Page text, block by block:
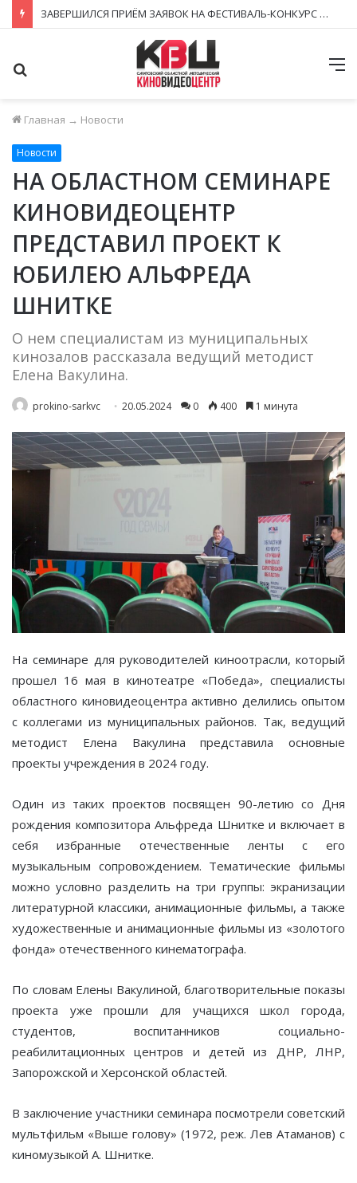
ЗАВЕРШИЛСЯ ПРИЁМ ЗАЯВОК НА ФЕСТИВАЛЬ-КОНКУРС «КИНОВЕРТИКАЛЬ 2026»
Главная → Новости
Новости
НА ОБЛАСТНОМ СЕМИНАРЕ
КИНОВИДЕОЦЕНТР
ПРЕДСТАВИЛ ПРОЕКТ К
ЮБИЛЕЮ АЛЬФРЕДА
ШНИТКЕ
О нем специалистам из муниципальных
кинозалов рассказала ведущий методист
Елена Вакулина.
prokino-sarkvc 20.05.2024 0 400 1 минута
На семинаре для руководителей киноотрасли, который
прошел 16 мая в кинотеатре «Победа», специалисты
областного киновидеоцентра активно делились опытом
с коллегами из муниципальных районов. Так, ведущий
методист Елена Вакулина представила основные
проекты учреждения в 2024 году.
Один из таких проектов посвящен 90-летию со Дня
рождения композитора Альфреда Шнитке и включает в
себя избранные отечественные ленты с его
музыкальным сопровождением. Тематические фильмы
можно условно разделить на три группы: экранизации
литературной классики, анимационные фильмы, а также
художественные и анимационные фильмы из «золотого
фонда» отечественного кинематографа.
По словам Елены Вакулиной, благотворительные показы
проекта уже прошли для учащихся школ города,
студентов, воспитанников социально-
реабилитационных центров и детей из ДНР, ЛНР,
Запорожской и Херсонской областей.
В заключение участники семинара посмотрели советский
мультфильм «Выше голову» (1972, реж. Лев Атаманов) с
киномузыкой А. Шнитке.